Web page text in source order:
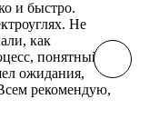
и быстро.
Не
как
понятный
ожидания,
рекомендую,